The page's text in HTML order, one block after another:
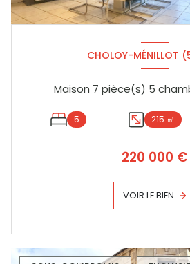
CHOLOY-MÉNILLOT
5 215 ㎡
220 000 €
VOIR LE BIEN